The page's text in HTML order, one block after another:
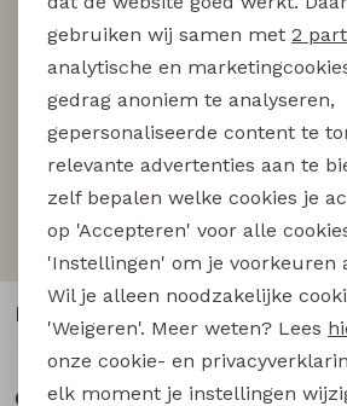
Jackjes
Blazers
Buitenjack
Bermuda's
Piraat broeken
Rokken
Tops
Vesten
Schrijf je in voor onze nieuwsbrief
op de hoogte van nieuwe acties!
Aanmelden
Hoe we met je data omgaan?
privacyverklaring.
Klantenservice
Over Bertus Mode
Marketing cookies
gebruiken wij samen met 2
analytische en
gedrag anoniem te analyseren,
gepersonaliseerde content te
relevante advertenties aan te
zelf bepalen welke cookies je
op 'Accepteren' voor alle
'Instellingen' om je voorkeuren
Wil je alleen noodzakelijke
'Weigeren'. Meer weten? Lees
onze cookie- en
elk moment je instellingen